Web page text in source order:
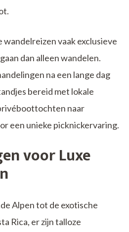
wandelreizen vaak exclusieve
dan alleen wandelen.
na een lange dag
bereid met lokale
naar
een unieke picknickervaring.
voor Luxe
Alpen tot de exotische
Rica, er zijn talloze